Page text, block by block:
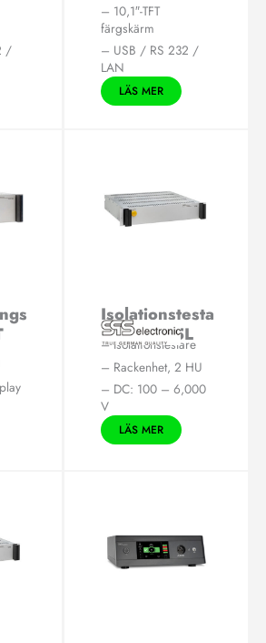
/
– 10,1″-TFT
färgskärm
– USB / RS 232 /
LAN
LÄS MER
Isolationstesta
re IS 1885L
– Isolationstestare
– Rackenhet, 2 HU
– DC: 100 – 6,000
V
LÄS MER